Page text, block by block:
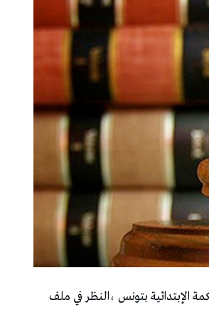
الإبتدائية بتونس ،النظر في ملف